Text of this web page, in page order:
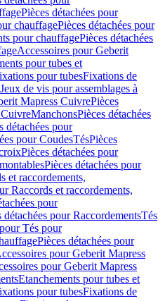
Pièces détachées pour
chauffagePièces détachées pour
pour chauffagePièces détachées
Accessoires pour Geberit
pour tubes et
pour tubesFixations de
Jeux de vis pour assemblages à
Mapress CuivrePièces
CuivreManchonsPièces détachées
détachées pour
pour CoudesTésPièces
Pièces détachées pour
Pièces détachées pour
et raccordements,
Raccords et raccordements,
pour
détachées pour RaccordementsTés
Tés pour
Pièces détachées pour
pour Geberit Mapress
pour Geberit Mapress
Etanchements pour tubes et
pour tubesFixations de